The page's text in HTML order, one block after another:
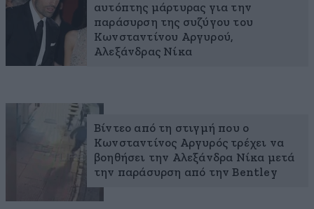
αυτόπτης μάρτυρας για την
παράσυρση της συζύγου του
Κωνσταντίνου Αργυρού,
Αλεξάνδρας Νίκα
Βίντεο από τη στιγμή που ο
Κωνσταντίνος Αργυρός τρέχει να
βοηθήσει την Αλεξάνδρα Νίκα μετά
την παράσυρση από την Bentley